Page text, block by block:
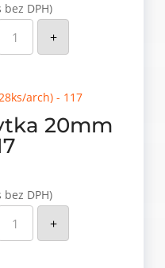
bez DPH)
krytka
20mm
arch)
+
20mm
bez DPH)
krytka
20mm
arch)
+